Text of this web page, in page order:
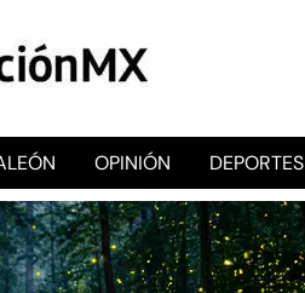
OPINIÓN DEPORTES